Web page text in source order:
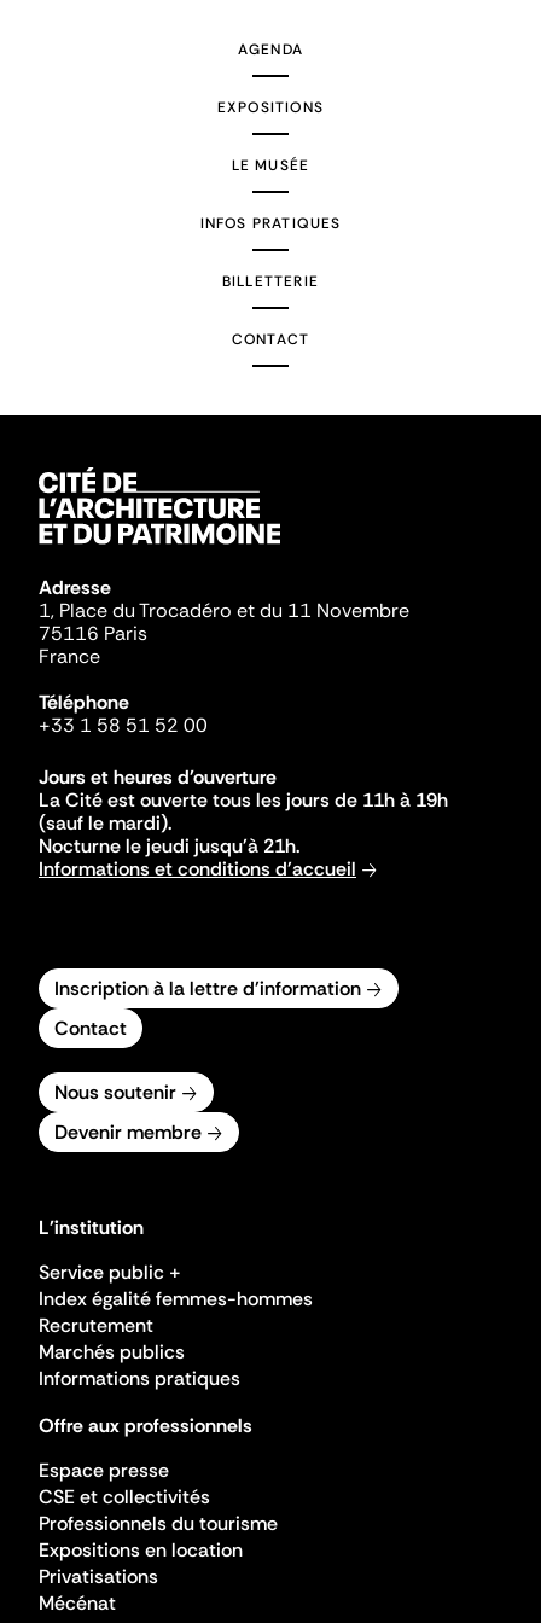
AGENDA
EXPOSITIONS
LE MUSÉE
INFOS PRATIQUES
BILLETTERIE
CONTACT
Adresse
1, Place du Trocadéro et du 11 Novembre
75116 Paris
France
Téléphone
+33 1 58 51 52 00
Jours et heures d'ouverture
La Cité est ouverte tous les jours de 11h à 19h
(sauf le mardi).
Nocturne le jeudi jusqu'à 21h.
Informations et conditions d'accueil
Inscription à la lettre d'information
Contact
Nous soutenir
Devenir membre
L'institution
Service public +
Index égalité femmes-hommes
Recrutement
Marchés publics
Informations pratiques
Offre aux professionnels
Espace presse
CSE et collectivités
Professionnels du tourisme
Expositions en location
Privatisations
Mécénat